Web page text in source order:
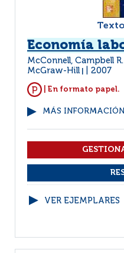
Economía
McConnell, Campbell
McGraw-Hill
2007
| En formato papel.
MÁS
VER EJEMPLARES